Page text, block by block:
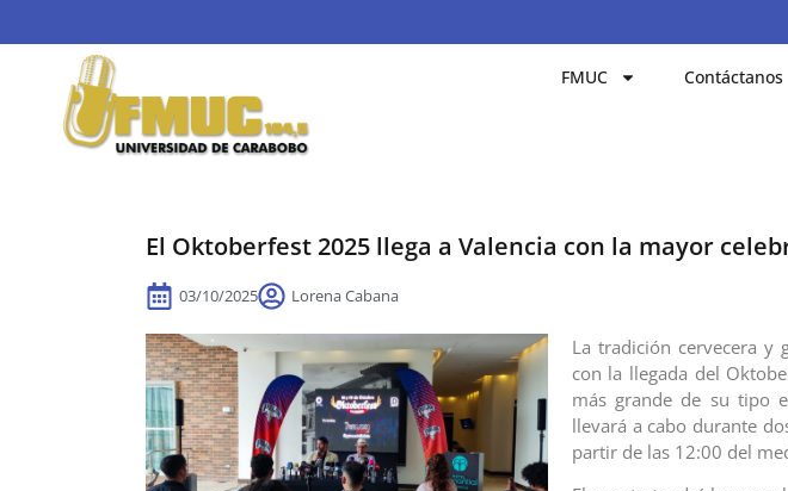
FMUC Contáctanos
El Oktoberfest 2025 llega a Valencia con la mayor
03/10/2025 Lorena Cabana
La tradición cervecera y
con la llegada del
más grande de su tipo
llevará a cabo durante
partir de las 12:00 del